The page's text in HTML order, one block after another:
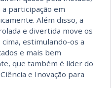
participação em
Além disso, a
e divertida move os
estimulando-os a
e mais bem
que também é líder do
e Inovação para